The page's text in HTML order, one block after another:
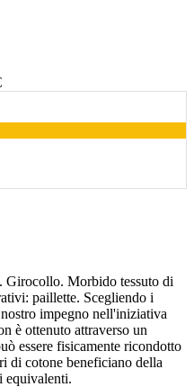
Girocollo. Morbido tessuto di
paillette. Scegliendo i
impegno nell'iniziativa
è ottenuto attraverso un
essere fisicamente ricondotto
di cotone beneficiano della
equivalenti.